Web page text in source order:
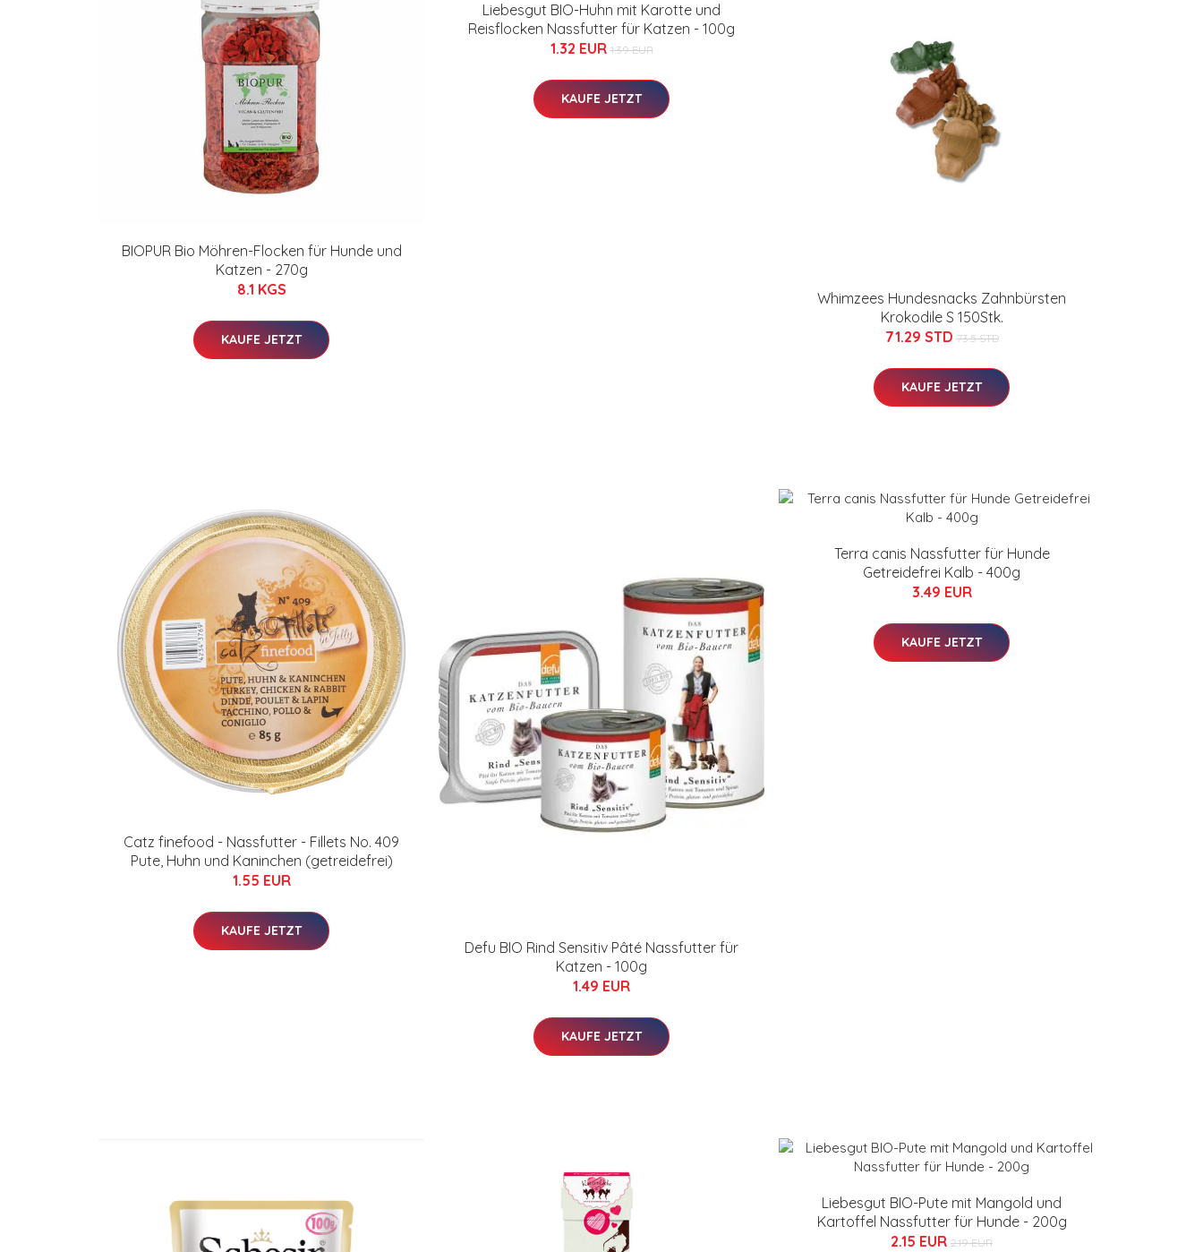
BIOPUR Bio Möhren-Flocken für Hunde und
Katzen - 270g
8.1 KGS
KAUFE JETZT
Liebesgut BIO-Huhn mit Karotte und
Reisflocken Nassfutter für Katzen - 100g
1.32 EUR 1.39 EUR
KAUFE JETZT
Whimzees Hundesnacks Zahnbürsten
Krokodile S 150Stk.
71.29 STD 73.5 STD
KAUFE JETZT
Catz finefood - Nassfutter - Fillets No. 409
Pute, Huhn und Kaninchen (getreidefrei)
1.55 EUR
KAUFE JETZT
Defu BIO Rind Sensitiv Pâté Nassfutter für
Katzen - 100g
1.49 EUR
KAUFE JETZT
Terra canis Nassfutter für Hunde
Getreidefrei Kalb - 400g
3.49 EUR
KAUFE JETZT
Liebesgut BIO-Pute mit Mangold und
Kartoffel Nassfutter für Hunde - 200g
2.15 EUR 2.19 EUR